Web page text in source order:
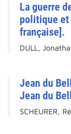
La guerre
politique
française].
DULL,
Jean du
Jean du
SCHEURER,